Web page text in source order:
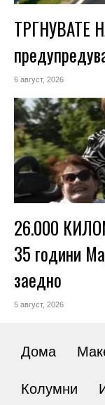
ТРГНУВАТЕ
6 август, 2026
26.000
35 години
заедно
5 август, 2026
Дома
Колумни